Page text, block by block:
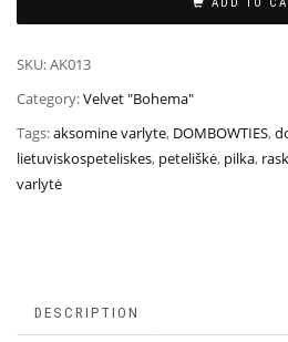
ADD TO
SKU:AK013
Category:Velvet "Bohema"
Tags:aksomine varlyte, DOMBOWTIES,
lietuviskospeteliskes, peteliškė, pilka,
varlytė
DESCRIPTION